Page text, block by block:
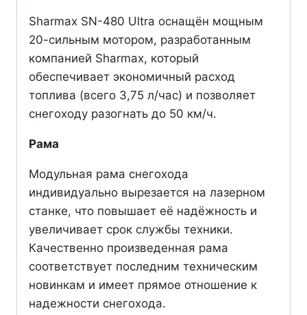
Sharmax SN-480 Ultra оснащён мощным
20-сильным мотором, разработанным
компанией Sharmax, который
обеспечивает экономичный расход
топлива (всего 3,75 л/час) и позволяет
снегоходу разогнать до 50 км/ч.
Рама
Модульная рама снегохода
индивидуально вырезается на лазерном
станке, что повышает её надёжность и
увеличивает срок службы техники.
Качественно произведенная рама
соответствует последним техническим
новинкам и имеет прямое отношение к
надежности снегохода.